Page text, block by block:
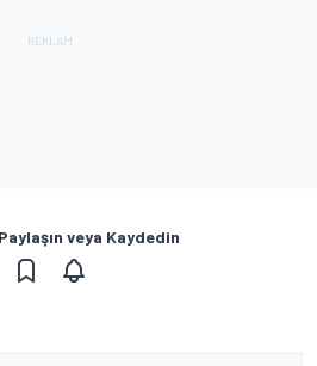
veya Kaydedin